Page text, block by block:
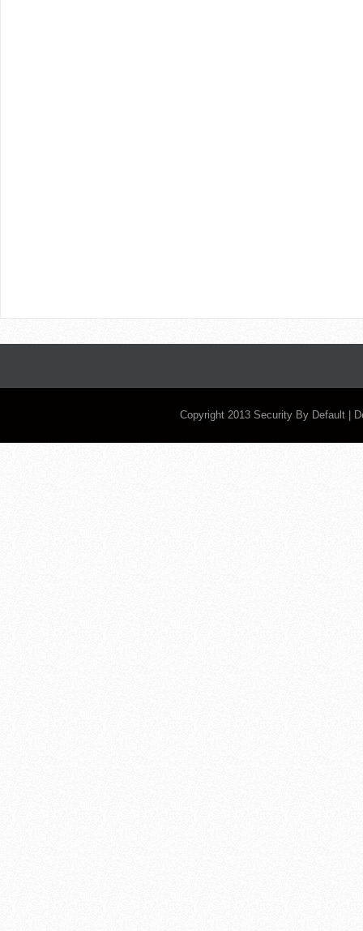
Copyright 2013 Security By Default |